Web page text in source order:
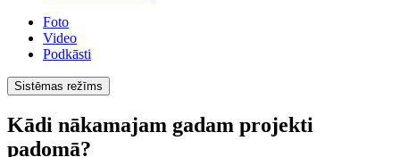
Foto
Video
Podkāsti
Sistēmas režīms
Kādi nākamajam gadam projekti
padomā?